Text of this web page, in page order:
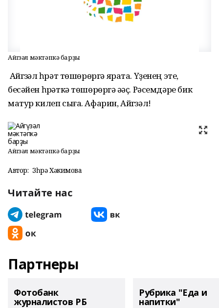
Айгүзәл мәктәпкә барҙы
Айгүзәл һүрәт төшөрөргә ярата. Үҙенең эте,
бесәйен һүрәткә төшөрөргә әүәҫ. Рәсемдәре бик
матур килеп сыға. Афарин, Айгүзәл!
Айгүзәл мәктәпкә барҙы
Автор: Зөһрә Хәкимова
Читайте нас
Партнеры
Фотобанк
журналистов РБ
Рубрика "Еда и
напитки"